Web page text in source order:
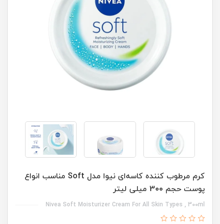
کرم مرطوب کننده کاسه‌ای نیوا مدل Soft مناسب انواع
پوست حجم 300 میلی لیتر
Nivea Soft Moisturizer Cream For All Skin Types , 300ml